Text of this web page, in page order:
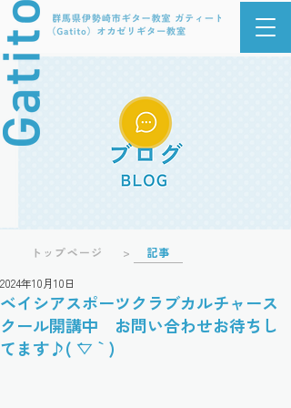
トップページ > 記事
ベイシアスポーツクラブカルチャース
クール開講中 お問い合わせお待ちし
てます♪( ´▽｀)
2024年10月10日